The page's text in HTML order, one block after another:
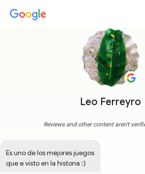
Leo Ferreyro
Reviews and other content aren't
Es uno de los mejores juegos
que e visto en la historia :)